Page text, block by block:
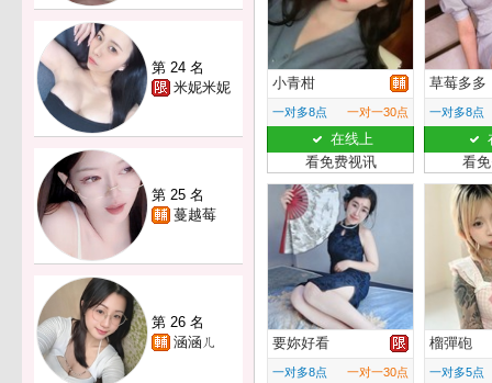
第 24 名
米妮米妮
第 25 名
蔓越莓
第 26 名
涵涵ㄦ
小青柑
一对多8点 一对一30点
在线上
看免费视讯
草莓多多
一对多8点
看
要妳好看
一对多8点 一对一30点
榴彈砲
一对多5点